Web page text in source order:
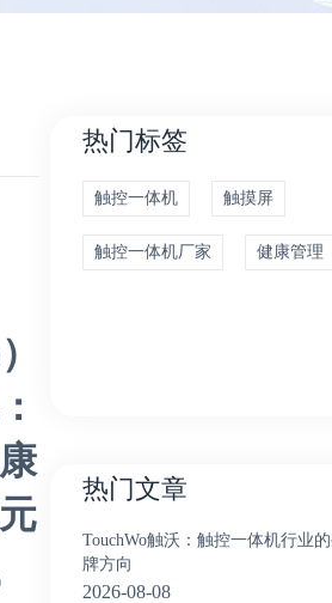
热门标签
触控一体机 触摸屏
触控一体机厂家 健康管理
热门文章
TouchWo触沃：触控一体机行业
牌方向
2026-08-08